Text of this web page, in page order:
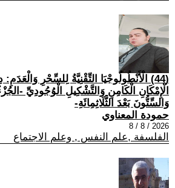
(44) الْأَنْطُولُوجْيَا التِّقْنِيَّةُ لِلسِّحْرِ
الْإِمْكَانِ الْكَامِنِ وَالتَّشْكِيلِ الْوُجُودِيِّ -
وَالسِّتُّونَ بَعْدَ الثَّلَاثِمِائَةِ-
حمودة المعناوي
2026 / 8 / 8
الفلسفة ,علم النفس , وعلم الاجتماع